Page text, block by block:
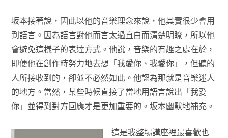
坂本接著說，因此以他的音樂理念來說，他其實很少會用
到語言。因為語言對他而言太過直白而清楚明瞭，所以他
會避免這樣子的表達方式。他說，音樂的有趣之處在於，
即便他在創作時努力地去想「我愛你、我愛你」，但聽的
人所接收到的，卻並不必然如此。他認為那就是音樂迷人
的地方。當然，某些時候直接了當地用語言說出「我愛
你」並得到對方回應才是更加重要的。坂本幽默地補充。
這是我整場講座裡最喜歡也